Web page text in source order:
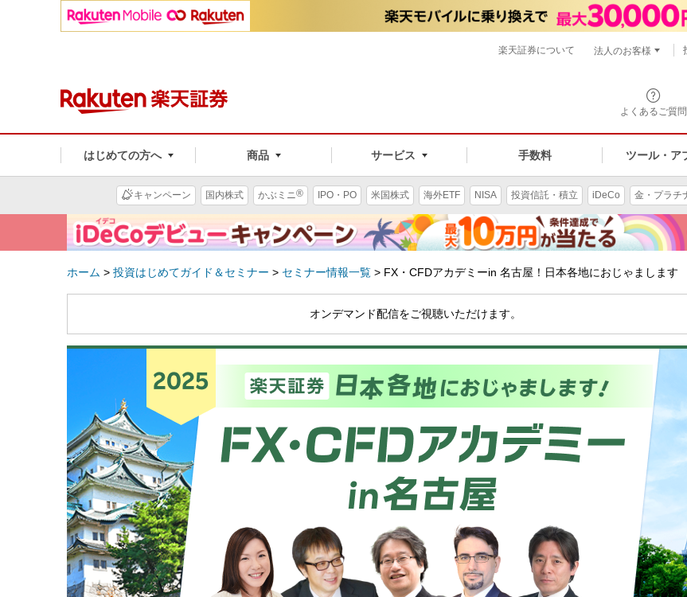
よくあるご質問
はじめての方へ 商品 サービス 手数料 ツール・ア
楽天証券について 法人のお客様
キャンペーン 国内株式 かぶミニ® IPO・PO 米国株式 海外ETF NISA 投資信託・積立 iDeCo 金・プラチ
ホーム > 投資はじめてガイド＆セミナー > セミナー情報一覧 > FX・CFDアカデミーin 名古屋！日本各地におじゃまします
オンデマンド配信をご視聴いただけます。